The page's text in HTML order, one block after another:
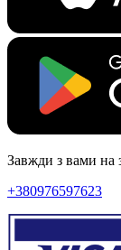
Завжди з вами на
+380976597623